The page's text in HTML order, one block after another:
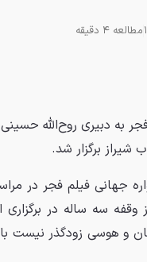
مطالعه 4 دقیقه
دبیری روح‌الله حسینی
شیراز برگزار شد.
جهانی فیلم فجر در
وقفه سه ساله در
و هوسی زودگذر نیست